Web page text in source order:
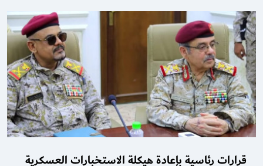
قرارات رئاسية بإعادة هيكلة الاستخبارات العسكرية